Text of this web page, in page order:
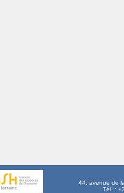
44, avenue de
Tél. :